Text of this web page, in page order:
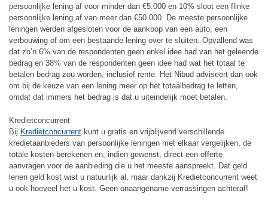
persoonlijke lening af voor minder dan €5.000 en 10% sloot een flinke
persoonlijke lening af van meer dan €50.000. De meeste persoonlijke
leningen werden afgesloten voor de aankoop van een auto, een
verbouwing of om een bestaande lening over te sluiten. Opvallend was
dat zo’n 6% van de respondenten geen enkel idee had van het geleende
bedrag en 38% van de respondenten geen idee had wat het totaal te
betalen bedrag zou worden, inclusief rente. Het Nibud adviseert dan ook
om bij de keuze van een lening meer op het totaalbedrag te letten,
omdat dat immers het bedrag is dat u uiteindelijk moet betalen.
Kredietconcurrent
Bij Kredietconcurrent kunt u gratis en vrijblijvend verschillende
kredietaanbieders van persoonlijke leningen met elkaar vergelijken, de
totale kosten berekenen en, indien gewenst, direct een offerte
aanvragen voor de aanbieding die u het meeste aanspreekt. Dat geld
lenen geld kost wist u natuurlijk al, maar dankzij Kredietconcurrent weet
u ook hoeveel het u kost. Geen onaangename verrassingen achteraf!